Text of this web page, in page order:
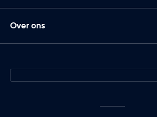
Over ons